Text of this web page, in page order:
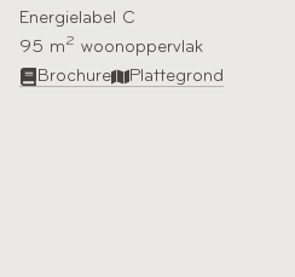
Energielabel C
95 m2 woonoppervlak​
Brochure
Plattegrond